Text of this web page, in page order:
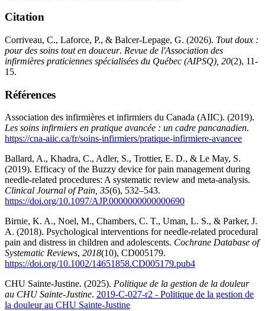
Citation
Corriveau, C., Laforce, P., & Balcer-Lepage, G. (2026). Tout doux :
pour des soins tout en douceur. Revue de l'Association des
infirmières praticiennes spécialisées du Québec (AIPSQ), 20(2), 11-
15.
Références
Association des infirmières et infirmiers du Canada (AIIC). (2019).
Les soins infirmiers en pratique avancée : un cadre pancanadien.
https://cna-aiic.ca/fr/soins-infirmiers/pratique-infirmiere-avancee
Ballard, A., Khadra, C., Adler, S., Trottier, E. D., & Le May, S.
(2019). Efficacy of the Buzzy device for pain management during
needle-related procedures: A systematic review and meta-analysis.
Clinical Journal of Pain, 35(6), 532–543.
https://doi.org/10.1097/AJP.0000000000000690
Birnie, K. A., Noel, M., Chambers, C. T., Uman, L. S., & Parker, J.
A. (2018). Psychological interventions for needle-related procedural
pain and distress in children and adolescents. Cochrane Database of
Systematic Reviews, 2018(10), CD005179.
https://doi.org/10.1002/14651858.CD005179.pub4
CHU Sainte-Justine. (2025). Politique de la gestion de la douleur
au CHU Sainte-Justine. 2019-C-027-r2 - Politique de la gestion de
la douleur au CHU Sainte-Justine